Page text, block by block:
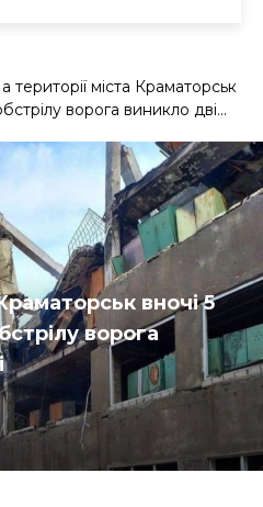
території міста Краматорськ
ворога виникло дві...
вночі 5
ворога